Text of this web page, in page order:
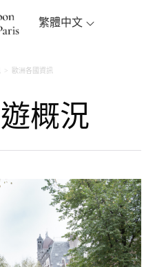
繁體中文
歐洲各國資訊
遊概況